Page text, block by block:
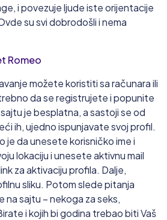
i povezuje ljude iste orijentacije
su svi dobrodošli i nema
Romeo
možete koristiti sa računara ili
da se registrujete i popunite
je besplatna, a sastoji se od
ih, ujedno ispunjavate svoj profil.
da unesete korisničko ime i
lokaciju i unesete aktivnu mail
za aktivaciju profila. Dalje,
sliku. Potom slede pitanja
sajtu – nekoga za seks,
i kojih bi godina trebao biti Vaš